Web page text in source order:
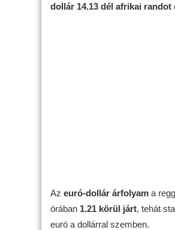
dollár 14.13 dél afrikai randot
Az euró-dollár árfolyam a
órában 1.21 körül járt, tehát
euró a dollárral szemben.